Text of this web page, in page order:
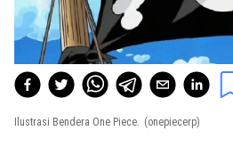
Ilustrasi Bendera One Piece. (onepiecerp)